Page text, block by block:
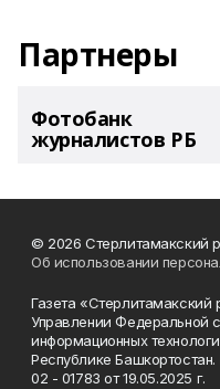
Партнеры
Фотобанк
журналистов РБ
© 2026 Стерлитамакский
Об использовании
Газета «Стерлитамакский
Управлении Федеральной
информационных
Республике
02 - 01783 от 19.05.2025 г.